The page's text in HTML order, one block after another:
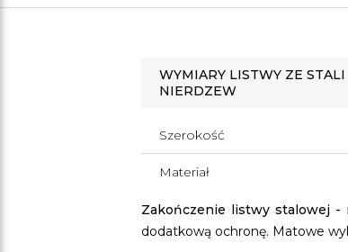
WYMIARY LISTWY ZE STALI
NIERDZEW
Szerokość
Materiał
Zakończenie listwy stalowej -
dodatkową ochronę. Matowe